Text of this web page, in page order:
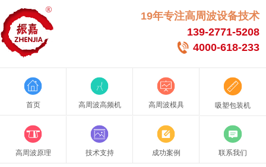
19年专注高周波设备技术
139-2771-5208
4000-618-233
首页 高周波高频机 高周波模具 吸塑包装机
高周波原理 技术支持 成功案例 联系我们